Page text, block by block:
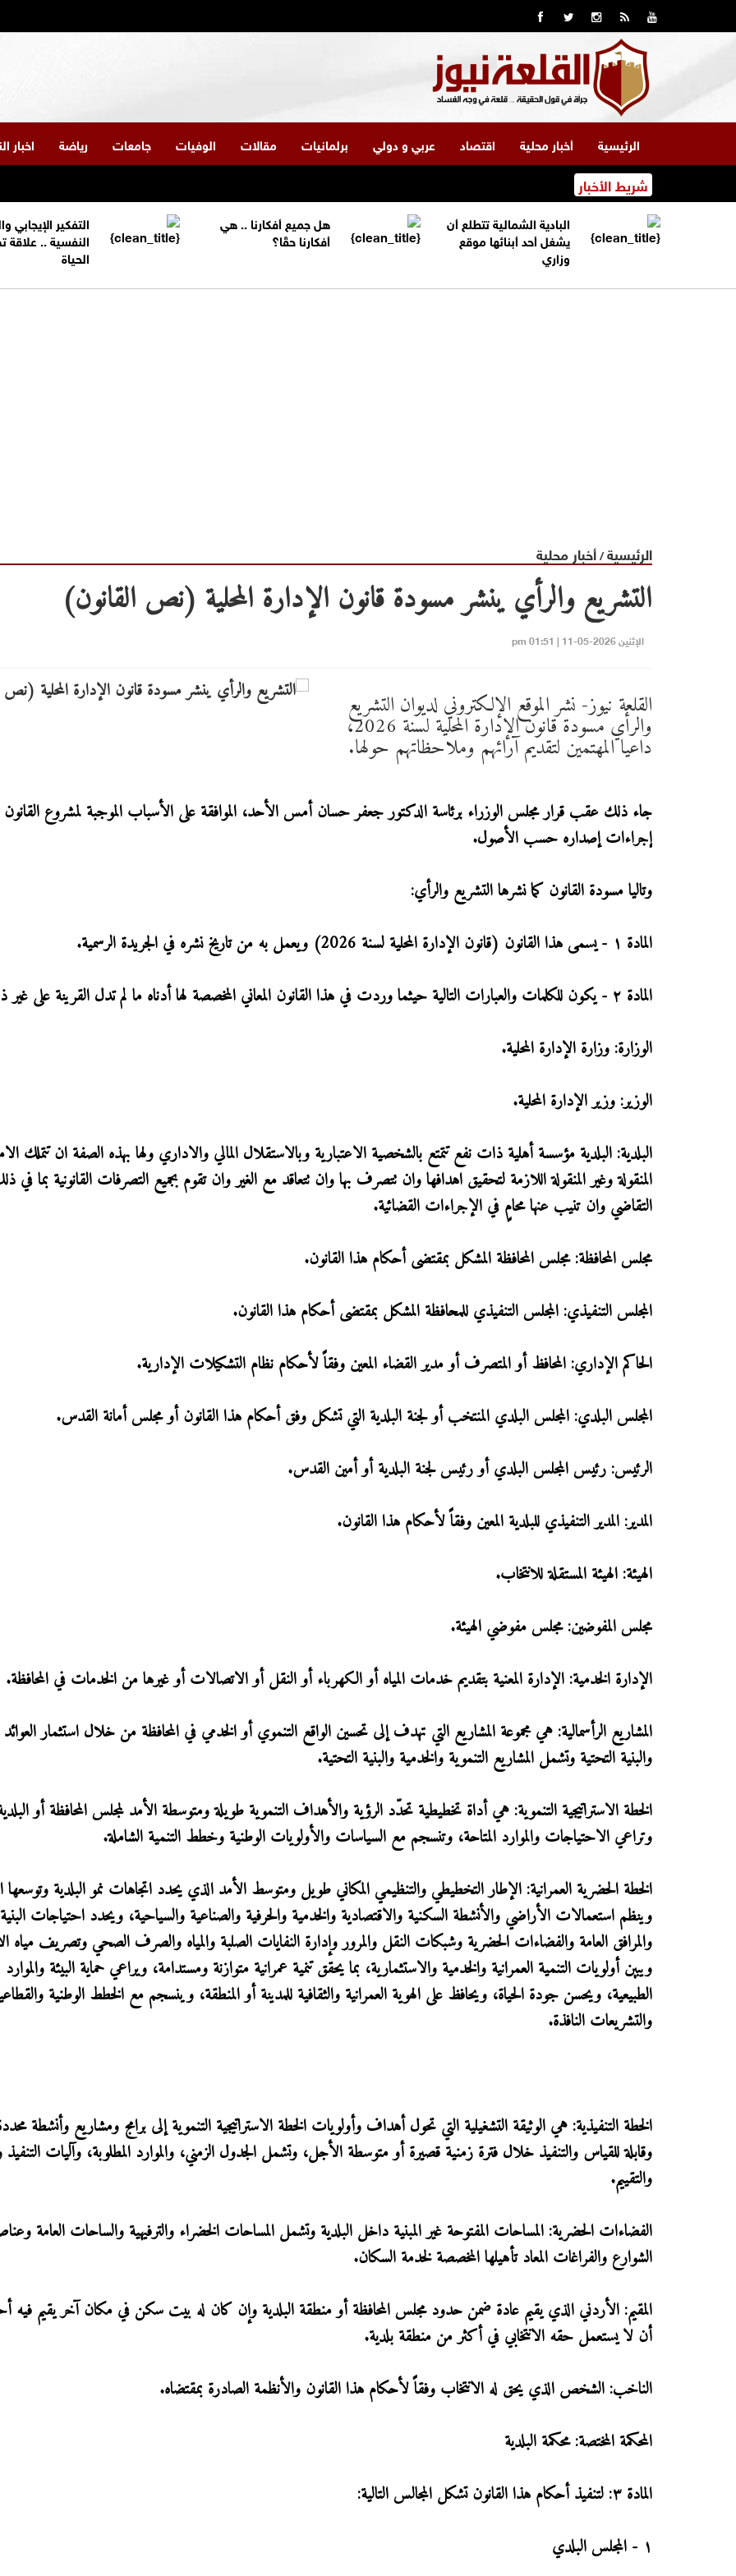
الرئيسية أخبار محلية اقتصاد عربي و دولي برلمانيات مقالات الوفيات جامعات رياضة اخبار
شريط الأخبار
البادية الشمالية تتطلع أن
يشغل أحد أبنائها موقع
وزاري
هل جميع أفكارنا .. هي
أفكارنا حقًا؟
التفكير الإيجابي
النفسية .. علاقة
الحياة
الرئيسية/أخبار محلية
التشريع والرأي ينشر مسودة قانون الإدارة المحلية (نص القانون)
الإثنين 2026-05-11 | 01:51 pm
القلعة نيوز- نشر الموقع الإلكتروني لديوان التشريع
والرأي مسودة قانون الإدارة المحلية لسنة 2026،
داعيا المهتمين لتقديم آرائهم وملاحظاتهم حولها.
جاء ذلك عقب قرار مجلس الوزراء برئاسة الدكتور جعفر حسان أمس الأحد، الموافقة على الأسباب الموجبة لمشروع القانون
إجراءات إصداره حسب الأصول.
وتاليا مسودة القانون كما نشرها التشريع والرأي:
المادة ١ - يسمى هذا القانون (قانون الإدارة المحلية لسنة 2026) ويعمل به من تاريخ نشره في الجريدة الرسمية.
المادة ٢ - يكون للكلمات والعبارات التالية حيثما وردت في هذا القانون المعاني المخصصة لها أدناه ما لم تدل القرينة على غير ذلك: -
الوزارة: وزارة الإدارة المحلية.
الوزير: وزير الإدارة المحلية.
البلدية: البلدية مؤسسة أهلية ذات نفع تتمتع بالشخصية الاعتبارية وبالاستقلال المالي والاداري ولها بهذه الصفة ان تتملك
المنقولة وغير المنقولة اللازمة لتحقيق اهدافها وان تتصرف بها وان تتعاقد مع الغير وان تقوم بجميع التصرفات القانونية بما
التقاضي وان تنيب عنها محامٍ في الإجراءات القضائية.
مجلس المحافظة: مجلس المحافظة المشكل بمقتضى أحكام هذا القانون.
المجلس التنفيذي: المجلس التنفيذي للمحافظة المشكل بمقتضى أحكام هذا القانون.
الحاكم الإداري: المحافظ أو المتصرف أو مدير القضاء المعين وفقاً لأحكام نظام التشكيلات الإدارية.
المجلس البلدي: المجلس البلدي المنتخب أو لجنة البلدية التي تشكل وفق أحكام هذا القانون أو مجلس أمانة القدس.
الرئيس: رئيس المجلس البلدي أو رئيس لجنة البلدية أو أمين القدس.
المدير: المدير التنفيذي للبلدية المعين وفقاً لأحكام هذا القانون.
الهيئة: الهيئة المستقلة للانتخاب.
مجلس المفوضين: مجلس مفوضي الهيئة.
الإدارة الخدمية: الإدارة المعنية بتقديم خدمات المياه أو الكهرباء أو النقل أو الاتصالات أو غيرها من الخدمات في المحافظة.
المشاريع الرأسمالية: هي مجموعة المشاريع التي تهدف إلى تحسين الواقع التنموي أو الخدمي في المحافظة من خلال استثمار العوائد
والبنية التحتية وتشمل المشاريع التنموية والخدمية والبنية التحتية.
الخطة الاستراتيجية التنموية: هي أداة تخطيطية تحدّد الرؤية والأهداف التنموية طويلة ومتوسطة الأمد لمجلس المحافظة أو
وتراعي الاحتياجات والموارد المتاحة، وتنسجم مع السياسات والأولويات الوطنية وخطط التنمية الشاملة.
الخطة الحضرية العمرانية: الإطار التخطيطي والتنظيمي المكاني طويل ومتوسط الأمد الذي يحدد اتجاهات نمو البلدية وتوسعها
وينظم استعمالات الأراضي والأنشطة السكنية والاقتصادية والخدمية والحرفية والصناعية والسياحية، ويحدد احتياجات
والمرافق العامة والفضاءات الحضرية وشبكات النقل والمرور وإدارة النفايات الصلبة والمياه والصرف الصحي وتصريف مياه
ويبين أولويات التنمية العمرانية والخدمية والاستثمارية، بما يحقق تنمية عمرانية متوازنة ومستدامة، ويراعي حماية البيئة والموارد
الطبيعية، ويحسن جودة الحياة، ويحافظ على الهوية العمرانية والثقافية للمدينة أو المنطقة، وينسجم مع الخطط الوطنية
والتشريعات النافذة.
الخطة التنفيذية: هي الوثيقة التشغيلية التي تحول أهداف وأولويات الخطة الاستراتيجية التنموية إلى برامج ومشاريع وأنشطة
وقابلة للقياس والتنفيذ خلال فترة زمنية قصيرة أو متوسطة الأجل، وتشمل الجدول الزمني، والموارد المطلوبة، وآليات التنفيذ
والتقييم.
الفضاءات الحضرية: المساحات المفتوحة غير المبنية داخل البلدية وتشمل المساحات الخضراء والترفيهية والساحات العامة
الشوارع والفراغات المعاد تأهيلها المخصصة لخدمة السكان.
المقيم: الأردني الذي يقيم عادة ضمن حدود مجلس المحافظة أو منطقة البلدية وإن كان له بيت سكن في مكان آخر يقيم فيه
أن لا يستعمل حقه الانتخابي في أكثر من منطقة بلدية.
الناخب: الشخص الذي يحق له الانتخاب وفقاً لأحكام هذا القانون والأنظمة الصادرة بمقتضاه.
المحكمة المختصة: محكمة البلدية
المادة ٣: لتنفيذ أحكام هذا القانون تشكل المجالس التالية:
١ - المجلس البلدي